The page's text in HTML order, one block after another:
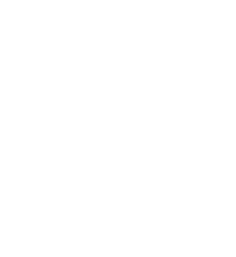
van de website en de
informatie op.
staat om informatie te onthouden
u zich bevindt.
begrijpen hoe bezoekers omgaan